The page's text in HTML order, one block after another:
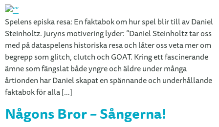
Spelens episka resa: En faktabok om hur spel blir till av Daniel
Steinholtz. Juryns motivering lyder: ”Daniel Steinholtz tar oss
med på dataspelens historiska resa och låter oss veta mer om
begrepp som glitch, clutch och GOAT. Kring ett fascinerande
ämne som fängslat både yngre och äldre under många
årtionden har Daniel skapat en spännande och underhållande
faktabok för alla […]
Någons Bror – Sångerna!